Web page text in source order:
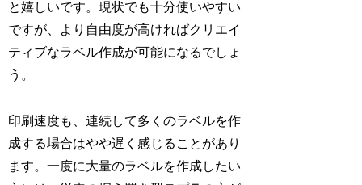
と嬉しいです。現状でも十分使いやすい
ですが、より自由度が高ければクリエイ
ティブなラベル作成が可能になるでしょ
う。
印刷速度も、連続して多くのラベルを作
成する場合はやや遅く感じることがあり
ます。一度に大量のラベルを作成したい